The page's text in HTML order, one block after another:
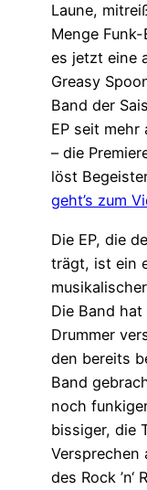
Laune,
Menge
es jetzt eine
Greasy
Band der
EP seit
– die
löst
geht’s zum
Die EP, die
trägt, ist ein
Die Band
Drummer
den bereits
Band
noch
bissiger, die
Versprechen
des Rock